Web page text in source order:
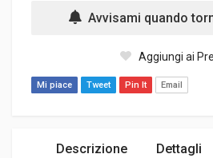
Avvisami quando
Aggiungi ai
Mi piace Tweet Pin It Email
Descrizione Dettagli